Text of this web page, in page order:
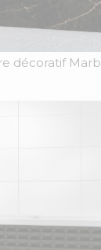
décoratif